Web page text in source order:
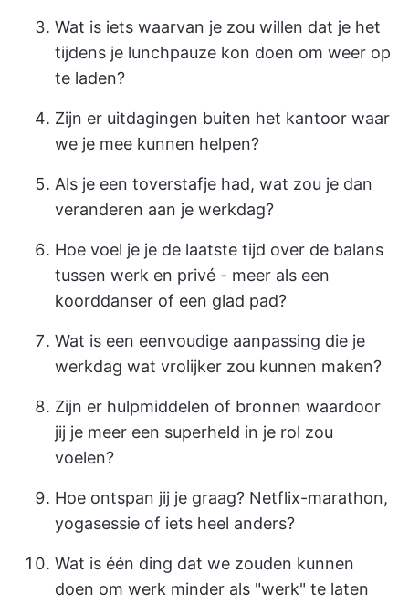
Wat is iets waarvan je zou willen dat je het
tijdens je lunchpauze kon doen om weer op
te laden?
Zijn er uitdagingen buiten het kantoor waar
we je mee kunnen helpen?
Als je een toverstafje had, wat zou je dan
veranderen aan je werkdag?
Hoe voel je je de laatste tijd over de balans
tussen werk en privé - meer als een
koorddanser of een glad pad?
Wat is een eenvoudige aanpassing die je
werkdag wat vrolijker zou kunnen maken?
Zijn er hulpmiddelen of bronnen waardoor
jij je meer een superheld in je rol zou
voelen?
Hoe ontspan jij je graag? Netflix-marathon,
yogasessie of iets heel anders?
Wat is één ding dat we zouden kunnen
doen om werk minder als "werk" te laten